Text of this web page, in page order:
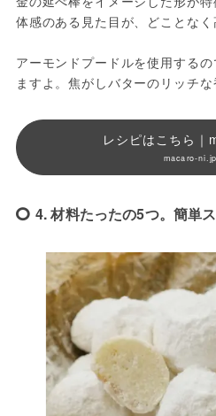
体感のある見た目が、どことなく
アーモンドプードルを使用する
ますよ。焦がしバターのリッチな
レシピはこちら
macaro-ni.jp
4. 材料たったの5つ。簡単